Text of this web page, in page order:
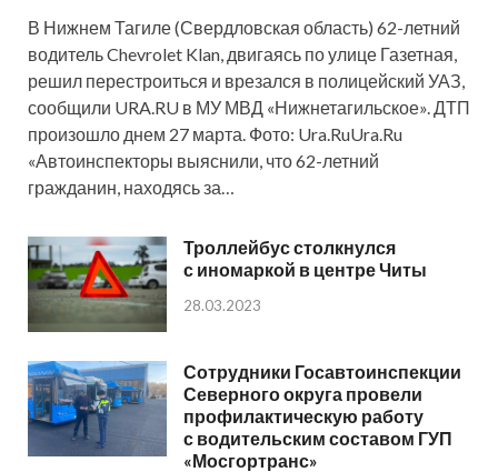
В Нижнем Тагиле (Свердловская область) 62-летний
водитель Chevrolet Klan, двигаясь по улице Газетная,
решил перестроиться и врезался в полицейский УАЗ,
сообщили URA.RU в МУ МВД «Нижнетагильское». ДТП
произошло днем 27 марта. Фото: Ura.RuUra.Ru
«Автоинспекторы выяснили, что 62-летний
гражданин, находясь за…
Троллейбус столкнулся
с иномаркой в центре Читы
28.03.2023
Сотрудники Госавтоинспекции
Северного округа провели
профилактическую работу
с водительским составом ГУП
«Мосгортранс»